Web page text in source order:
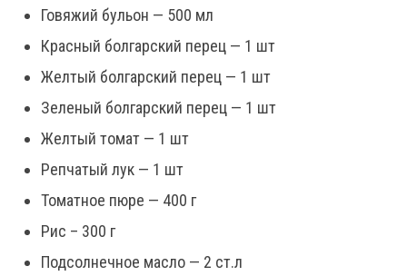
Говяжий бульон — 500 мл
Красный болгарский перец — 1 шт
Желтый болгарский перец — 1 шт
Зеленый болгарский перец — 1 шт
Желтый томат — 1 шт
Репчатый лук — 1 шт
Томатное пюре — 400 г
Рис – 300 г
Подсолнечное масло — 2 ст.л